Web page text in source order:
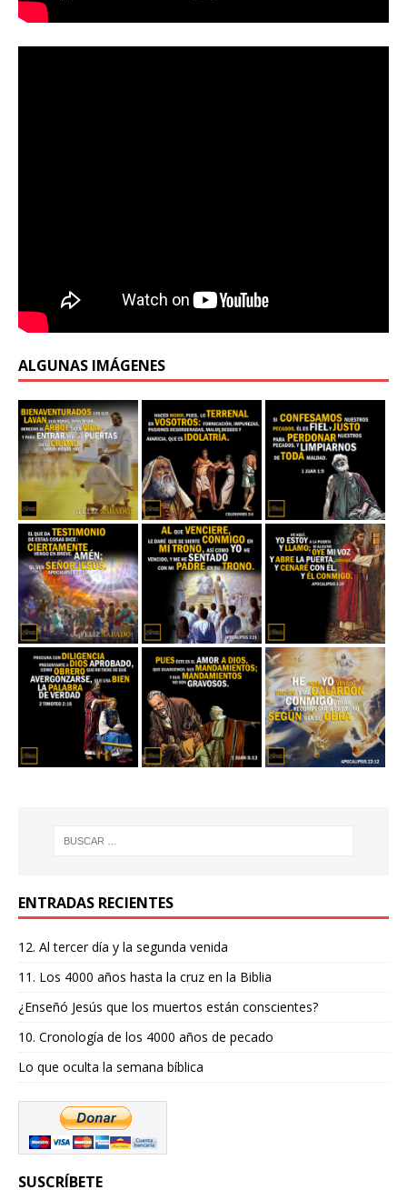
ALGUNAS IMÁGENES
ENTRADAS RECIENTES
12. Al tercer día y la segunda venida
11. Los 4000 años hasta la cruz en la Biblia
¿Enseñó Jesús que los muertos están conscientes?
10. Cronología de los 4000 años de pecado
Lo que oculta la semana bíblica
SUSCRÍBETE